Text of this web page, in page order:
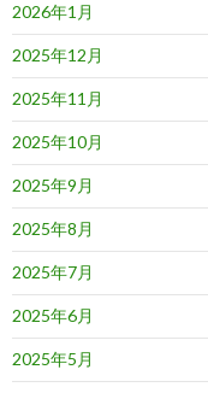
2026年1月
2025年12月
2025年11月
2025年10月
2025年9月
2025年8月
2025年7月
2025年6月
2025年5月